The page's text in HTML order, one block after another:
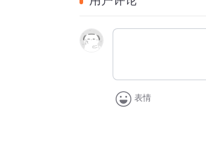
表情